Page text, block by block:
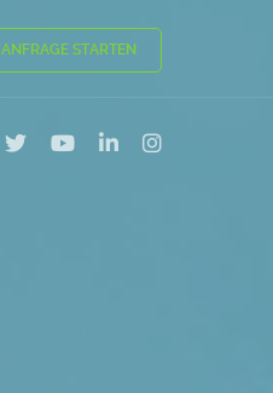
ANFRAGE STARTEN